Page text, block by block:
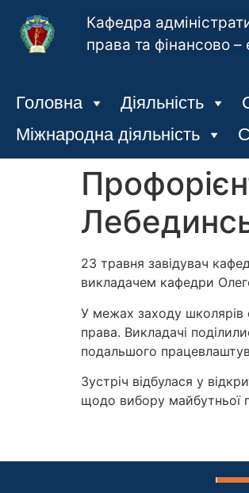
Кафедра
права та фінансово –
Головна Діяльність
Міжнародна діяльність
23 травня завідувач
викладачем кафедри
У межах заходу школярів
права. Викладачі
подальшого
Зустріч відбулася у
щодо вибору майбутньої